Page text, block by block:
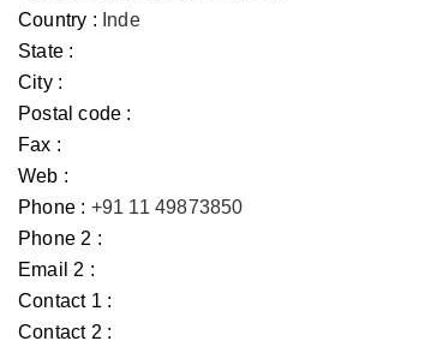
Country : Inde
State :
City :
Postal code :
Fax :
Web :
Phone : +91 11 49873850
Phone 2 :
Email 2 :
Contact 1 :
Contact 2 :